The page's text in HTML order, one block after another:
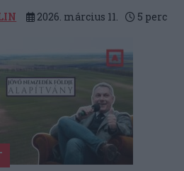
2026. március 11. 5 perc